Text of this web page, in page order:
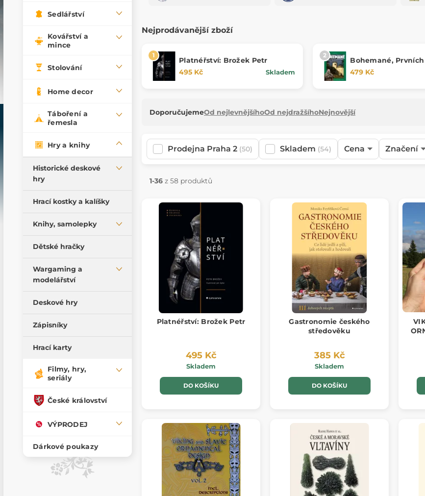
Sedlářství
Kovářství a
mince
Stolování
Home decor
Táboření a
řemesla
Hry a knihy
Historické deskové
hry
Vikinské deskové hry
Středověké deskové hry
Keltské hry
Hrací kostky a kalíšky
Knihy, samolepky
Knihy
Magnety
Dětské hračky
Wargaming a
modelářství
Warhammer
Barvy a modelářství
Deskové hry
Zápisníky
Hrací karty
Filmy, hry,
seriály
České království
VÝPRODEJ
Dárkové poukazy
Nejprodávanější zboží
Platnéřství: Brožek Petr
495 Kč
Skladem
Bohemané,
českých dějin
479 Kč
DoporučujemeOd nejlevnějšíhoOd nejdražšíhoNejnovější
Prodejna Praha 2 (50) Skladem (54) Cena Značení
1-36 z 58 produktů
Platnéřství: Brožek Petr
495 Kč
Skladem
DO KOŠÍKU
Gastronomie českého
středověku
385 Kč
Skladem
DO KOŠÍKU